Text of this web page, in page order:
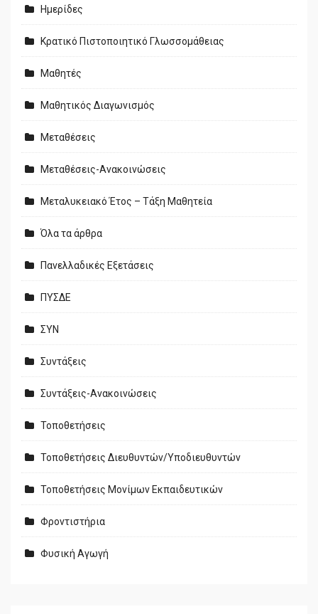
Ημερίδες
Κρατικό Πιστοποιητικό Γλωσσομάθειας
Μαθητές
Μαθητικός Διαγωνισμός
Μεταθέσεις
Μεταθέσεις-Ανακοινώσεις
Μεταλυκειακό Έτος – Τάξη Μαθητεία
Όλα τα άρθρα
Πανελλαδικές Εξετάσεις
ΠΥΣΔΕ
ΣΥΝ
Συντάξεις
Συντάξεις-Ανακοινώσεις
Τοποθετήσεις
Τοποθετήσεις Διευθυντών/Υποδιευθυντών
Τοποθετήσεις Μονίμων Εκπαιδευτικών
Φροντιστήρια
Φυσική Αγωγή